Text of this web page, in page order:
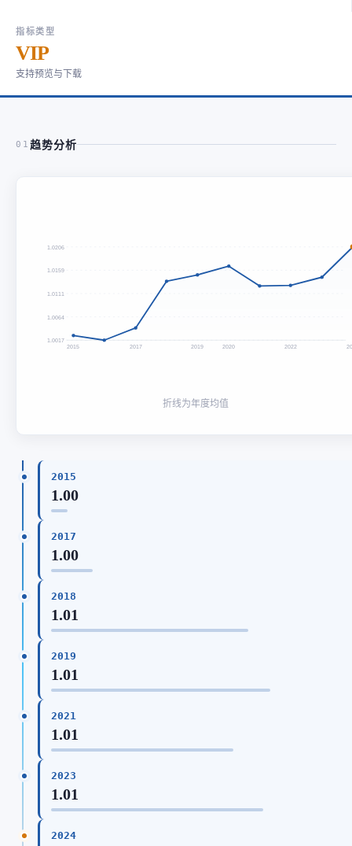
指标类型
VIP
支持预览与下载
01 趋势分析
1.0206
1.0159
1.0111
1.0064
1.0017
2015 2017 2019 2020 2022
折线为年度均值
2015
1.00
2017
1.00
2018
1.01
2019
1.01
2021
1.01
2023
1.01
2024